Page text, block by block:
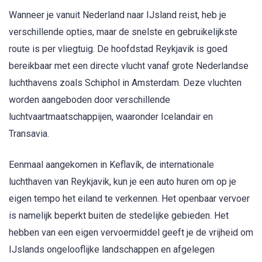
Wanneer je vanuit Nederland naar IJsland reist, heb je
verschillende opties, maar de snelste en gebruikelijkste
route is per vliegtuig. De hoofdstad Reykjavik is goed
bereikbaar met een directe vlucht vanaf grote Nederlandse
luchthavens zoals Schiphol in Amsterdam. Deze vluchten
worden aangeboden door verschillende
luchtvaartmaatschappijen, waaronder Icelandair en
Transavia.
Eenmaal aangekomen in Keflavík, de internationale
luchthaven van Reykjavik, kun je een auto huren om op je
eigen tempo het eiland te verkennen. Het openbaar vervoer
is namelijk beperkt buiten de stedelijke gebieden. Het
hebben van een eigen vervoermiddel geeft je de vrijheid om
IJslands ongelooflijke landschappen en afgelegen